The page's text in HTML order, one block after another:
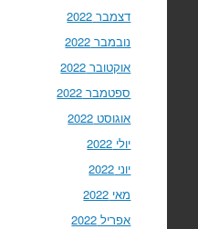
דצמבר 2022
נובמבר 2022
אוקטובר 2022
ספטמבר 2022
אוגוסט 2022
יולי 2022
יוני 2022
מאי 2022
אפריל 2022